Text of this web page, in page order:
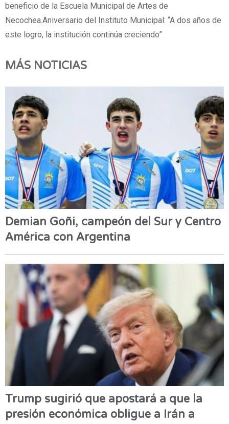
beneficio de la Escuela Municipal de Artes de
Necochea.Aniversario del Instituto Municipal: “A dos años de
este logro, la institución continúa creciendo”
MÁS NOTICIAS
Demian Goñi, campeón del Sur y Centro
América con Argentina
Trump sugirió que apostará a que la
presión económica obligue a Irán a